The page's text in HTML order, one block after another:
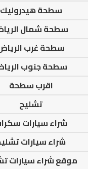
سطحة هيدروليك
سطحة شمال
سطحة غرب
سطحة جنوب
اقرب سطحة
تشليح
شراء سيارات
شراء سيارات
موقع شراء سيارات